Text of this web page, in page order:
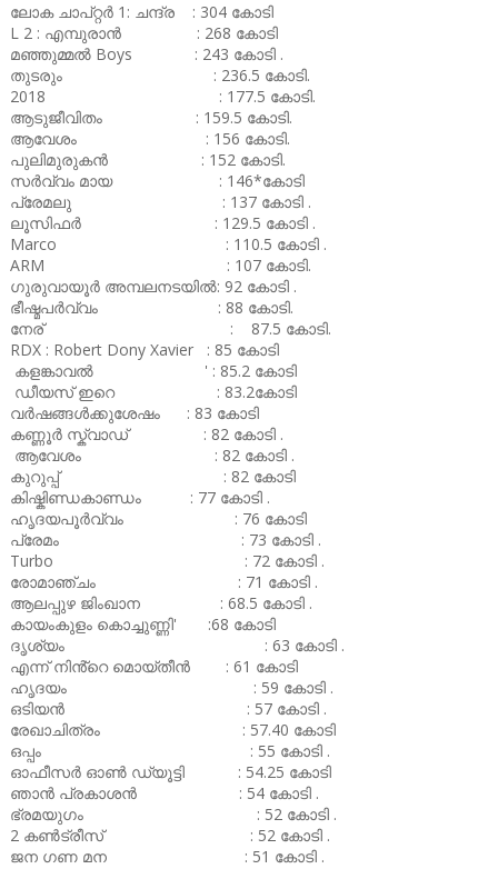
ലോക ചാപ്റ്റർ 1: ചന്ദ്ര : 304 കോടി
L 2 : എമ്പുരാൻ : 268 കോടി
മഞ്ഞുമ്മൽ Boys : 243 കോടി .
തുടരും : 236.5 കോടി.
2018 : 177.5 കോടി.
ആടുജീവിതം : 159.5 കോടി.
ആവേശം : 156 കോടി.
പുലിമുരുകൻ : 152 കോടി.
സർവ്വം മായ : 146*കോടി
പ്രേമലു : 137 കോടി .
ലൂസിഫർ : 129.5 കോടി .
Marco : 110.5 കോടി .
ARM : 107 കോടി.
ഗുരുവായൂർ അമ്പലനടയിൽ: 92 കോടി .
ഭീഷ്മപർവ്വം : 88 കോടി.
നേര് : 87.5 കോടി.
RDX : Robert Dony Xavier : 85 കോടി
കളങ്കാവൽ ' : 85.2 കോടി
ഡീയസ് ഇറെ : 83.2കോടി
വർഷങ്ങൾക്കുശേഷം : 83 കോടി
കണ്ണൂർ സ്ക്വാഡ് : 82 കോടി .
ആവേശം : 82 കോടി .
കുറുപ്പ് : 82 കോടി
കിഷ്കിണ്ഡകാണ്ഡം : 77 കോടി .
ഹൃദയപൂർവ്വം : 76 കോടി
പ്രേമം : 73 കോടി .
Turbo : 72 കോടി .
രോമാഞ്ചം : 71 കോടി .
ആലപ്പുഴ ജിംഖാന : 68.5 കോടി .
കായംകുളം കൊച്ചുണ്ണി' :68 കോടി
ദൃശ്യം : 63 കോടി .
എന്ന് നിൻ്റെ മൊയ്തീൻ : 61 കോടി
ഹൃദയം : 59 കോടി .
ഒടിയൻ : 57 കോടി .
രേഖാചിത്രം : 57.40 കോടി
ഒപ്പം : 55 കോടി .
ഓഫീസർ ഓൺ ഡ്യൂട്ടി : 54.25 കോടി
ഞാൻ പ്രകാശൻ : 54 കോടി .
ഭ്രമയുഗം : 52 കോടി .
2 കൺട്രീസ് : 52 കോടി .
ജന ഗണ മന : 51 കോടി .